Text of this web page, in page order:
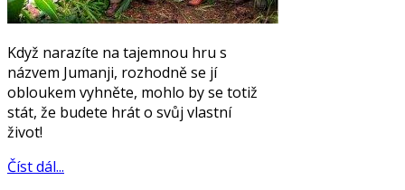
Když narazíte na tajemnou hru s
názvem Jumanji, rozhodně se jí
obloukem vyhněte, mohlo by se totiž
stát, že budete hrát o svůj vlastní
život!
Číst dál...